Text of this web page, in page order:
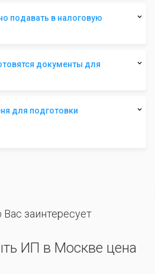
подавать в налоговую
документы для
для подготовки
заинтересует
ИП в Москве цена